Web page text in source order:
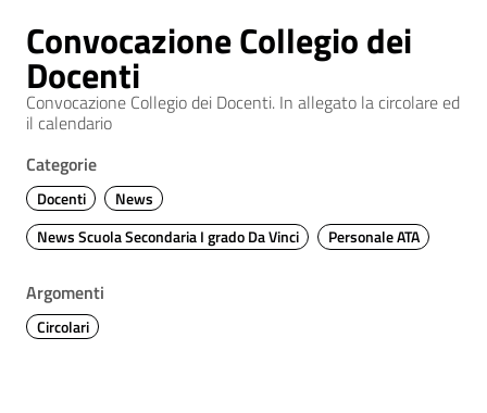
Convocazione Collegio dei
Docenti
Convocazione Collegio dei Docenti. In allegato la circolare ed
il calendario
Categorie
Docenti
News
News Scuola Secondaria I grado Da Vinci
Personale ATA
Argomenti
Circolari